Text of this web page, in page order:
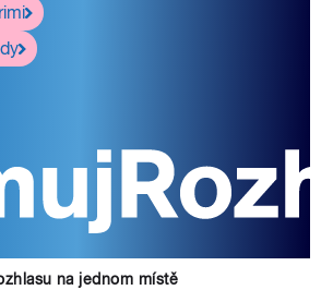
na jednom místě